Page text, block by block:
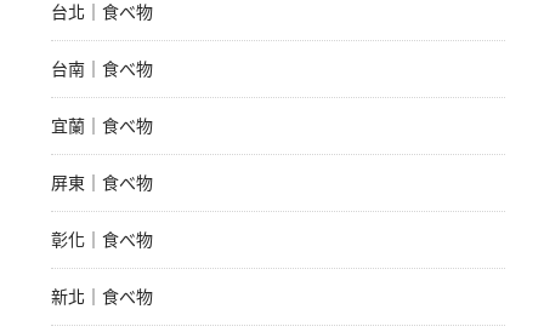
台北｜食べ物
台南｜食べ物
宜蘭｜食べ物
屏東｜食べ物
彰化｜食べ物
新北｜食べ物